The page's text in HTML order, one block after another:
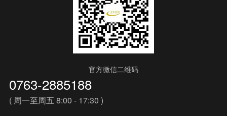
官方微信二维码
0763-2885188
( 周一至周五 8:00 - 17:30 )